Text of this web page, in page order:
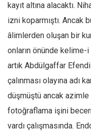
kayıt altına alacaktı.
izni koparmıştı. Ancak
âlimlerden oluşan bir
onların önünde
artık Abdülgaffar
çalınması olayına adı
düşmüştü ancak azimle
fotoğraflama işini
vardı çalışmasında.